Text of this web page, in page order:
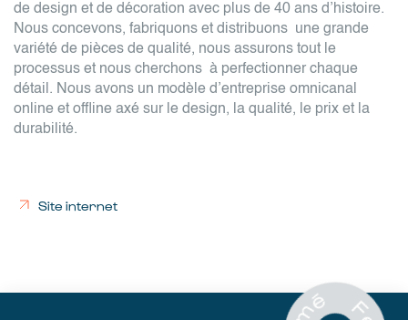
de design et de décoration avec plus de 40 ans d’histoire.
Nous concevons, fabriquons et distribuons une grande
variété de pièces de qualité, nous assurons tout le
processus et nous cherchons à perfectionner chaque
détail. Nous avons un modèle d’entreprise omnicanal
online et offline axé sur le design, la qualité, le prix et la
durabilité.
Site internet